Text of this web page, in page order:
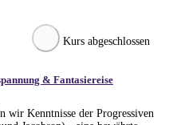
Kurs abgeschlossen
& Fantasiereise
wir Kenntnisse der Progressiven